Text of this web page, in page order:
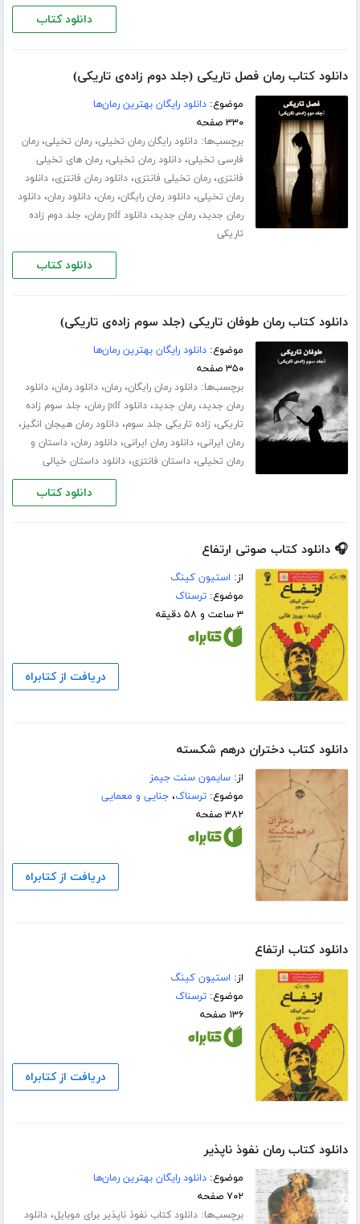
دانلود کتاب
دانلود کتاب رمان فصل تاریکی (جلد دوم زاده‌ی تاریکی)
موضوع:دانلود رایگان بهترین رمان‌ها
۳۳۰ صفحه
برچسب‌ها:دانلود رایگان رمان تخیلی،رمان تخیلی،رمان
فارسی تخیلی،دانلود رمان تخیلی،رمان های تخیلی
فانتزی،رمان تخیلی فانتزی،دانلود رمان فانتزی،دانلود
رمان تخیلی،دانلود رمان رایگان،رمان،دانلود رمان،دانلود
رمان جدید،رمان جدید،دانلود pdf رمان ، جلد دوم زاده
تاریکی
دانلود کتاب
دانلود کتاب رمان طوفان تاریکی (جلد سوم زاده‌ی تاریکی)
موضوع:دانلود رایگان بهترین رمان‌ها
۳۵۰ صفحه
برچسب‌ها:دانلود رمان رایگان،رمان،دانلود رمان،دانلود
رمان جدید،رمان جدید،دانلود pdf رمان ، جلد سوم زاده
تاریکی، زاده تاریکی جلد سوم،دانلود رمان هیجان انگیز،
رمان ایرانی،دانلود رمان ایرانی،دانلود رمان،داستان و
رمان تخیلی،داستان فانتزی،دانلود داستان خیالی
دانلود کتاب
🎧 دانلود کتاب صوتی ارتفاع
از: استیون کینگ
موضوع:ترسناک
۳ ساعت و ۵۸ دقیقه
دریافت از کتابراه
دانلود کتاب دختران درهم شکسته
از:سایمون سنت جیمز
موضوع:ترسناک،جنایی و معمایی
۳۸۲ صفحه
دریافت از کتابراه
دانلود کتاب ارتفاع
از: استیون کینگ
موضوع:ترسناک
۱۳۶ صفحه
دریافت از کتابراه
دانلود کتاب رمان نفوذ ناپذیر
موضوع:دانلود رایگان بهترین رمان‌ها
۷۰۲ صفحه
برچسب‌ها:دانلود کتاب نفوذ ناپذیر برای موبایل،دانلود